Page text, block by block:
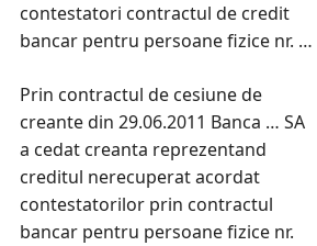
contestatori contractul de credit
bancar pentru persoane fizice nr. …
Prin contractul de cesiune de
creante din 29.06.2011 Banca … SA
a cedat creanta reprezentand
creditul nerecuperat acordat
contestatorilor prin contractul
bancar pentru persoane fizice nr.